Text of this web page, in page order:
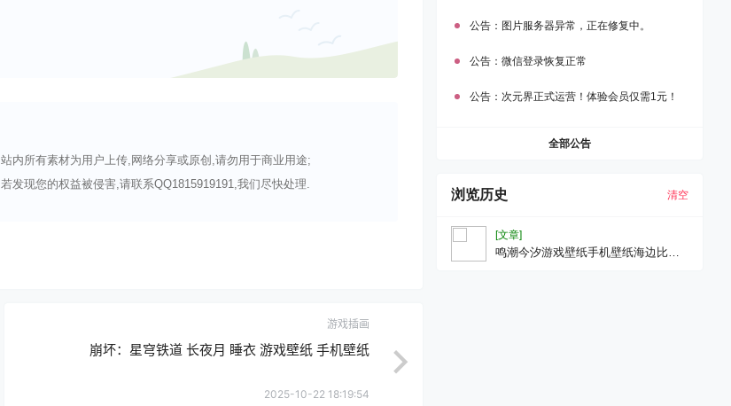
站内所有素材为用户上传,网络分享或原创,请勿用于商业用途;
若发现您的权益被侵害,请联系QQ1815919191,我们尽快处理.
游戏插画
崩坏：星穹铁道 长夜月 睡衣 游戏壁纸 手机壁纸
2025-10-22 18:19:54
公告： 图片服务器异常，正在修复中。
公告： 微信登录恢复正常
公告： 次元界正式运营！体验会员仅需1元！
全部公告
浏览历史 清空
[文章]
鸣潮今汐游戏壁纸手机壁纸海边比基